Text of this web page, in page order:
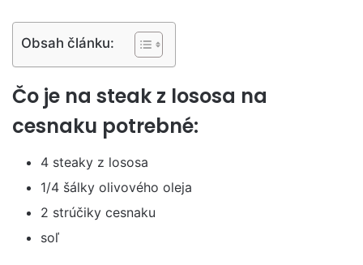
Obsah článku:
Čo je na steak z lososa na
cesnaku potrebné:
4 steaky z lososa
1/4 šálky olivového oleja
2 strúčiky cesnaku
soľ